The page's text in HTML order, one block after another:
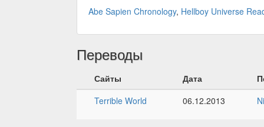
Abe Sapien Chronology, Hellboy Universe
Переводы
Сайты Дата
Terrible World
06.12.2013